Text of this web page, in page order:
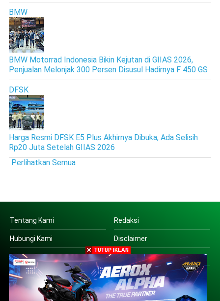
BMW
BMW Motorrad Indonesia Bikin Kejutan di GIIAS 2026,
Penjualan Melonjak 300 Persen Disusul Hadirnya F 450 GS
DFSK
Harga Resmi DFSK E5 Plus Akhirnya Dibuka, Ada Selisih
Rp20 Juta Setelah GIIAS 2026
Perlihatkan Semua
Tentang Kami Redaksi
Hubungi Kami Disclaimer
Privacy Policy HOME